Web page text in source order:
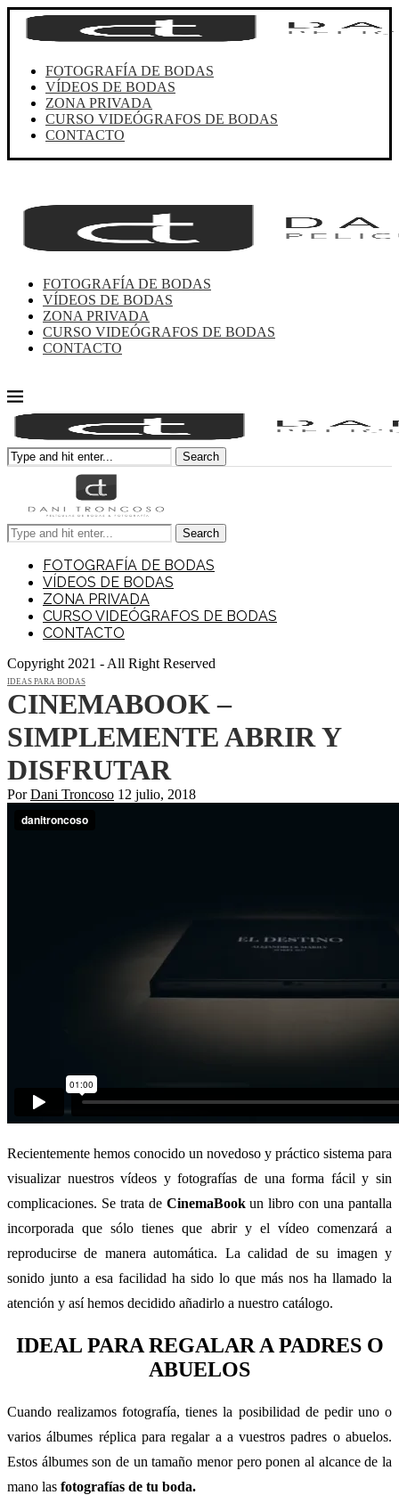
FOTOGRAFÍA DE BODAS
VÍDEOS DE BODAS
ZONA PRIVADA
CURSO VIDEÓGRAFOS DE BODAS
CONTACTO
FOTOGRAFÍA DE BODAS
VÍDEOS DE BODAS
ZONA PRIVADA
CURSO VIDEÓGRAFOS DE BODAS
CONTACTO
Search
Search
FOTOGRAFÍA DE BODAS
VÍDEOS DE BODAS
ZONA PRIVADA
CURSO VIDEÓGRAFOS DE BODAS
CONTACTO
Copyright 2021 - All Right Reserved
IDEAS PARA BODAS
CINEMABOOK –
SIMPLEMENTE ABRIR Y
DISFRUTAR
PorDani Troncoso 12 julio, 2018
Recientemente hemos conocido un novedoso y práctico sistema para
visualizar nuestros vídeos y fotografías de una forma fácil y sin
complicaciones. Se trata de CinemaBookun libro con una pantalla
incorporada que sólo tienes que abrir y el vídeo comenzará a
reproducirse de manera automática. La calidad de su imagen y
sonido junto a esa facilidad ha sido lo que más nos ha llamado la
atención y así hemos decidido añadirlo a nuestro catálogo.
IDEAL PARA REGALAR A PADRES O
ABUELOS
Cuando realizamos fotografía, tienes la posibilidad de pedir uno o
varios álbumes réplica para regalar a a vuestros padres o abuelos.
Estos álbumes son de un tamaño menor pero ponen al alcance de la
mano las fotografías de tu boda.